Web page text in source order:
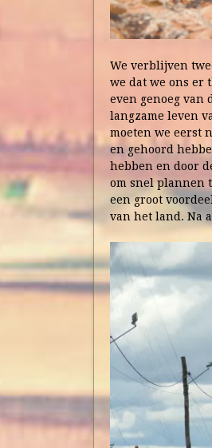
We verblijven
we dat we ons er
even genoeg van
langzame leven
moeten we eerst
en gehoord
hebben en door
om snel plannen
een groot
van het land. Na